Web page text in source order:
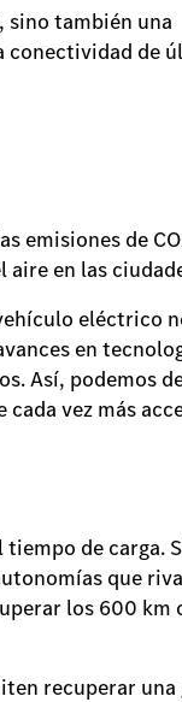
sino también una
conectividad de
emisiones de
en las
eléctrico
en
Así, podemos
vez más
de carga.
que
los 600 km
recuperar